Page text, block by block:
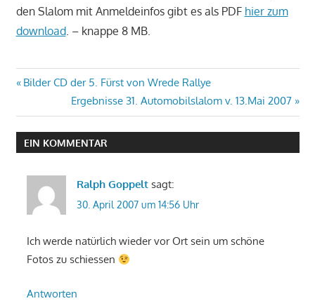
-
www.mscjura.de
den Slalom mit Anmeldeinfos gibt es als PDF hier zum
download. – knappe 8 MB.
Beitragsnavigation
Vorheriger
Bilder CD der 5. Fürst von Wrede Rallye
Nächster
Beitrag:
Ergebnisse 31. Automobilslalom v. 13.Mai 2007
EIN KOMMENTAR
Ralph Goppelt sagt:
30. April 2007 um 14:56 Uhr
Ich werde natürlich wieder vor Ort sein um schöne
Fotos zu schiessen
Antworten